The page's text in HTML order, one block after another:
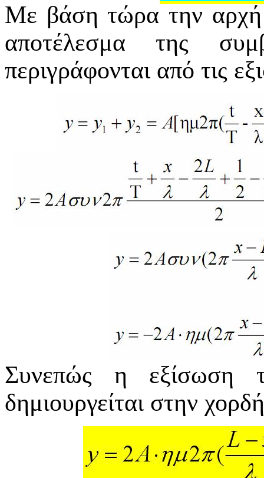
Με βάση τώρα την αρχή
αποτέλεσμα της
περιγράφονται από τις
Συνεπώς η εξίσωση
δημιουργείται στην